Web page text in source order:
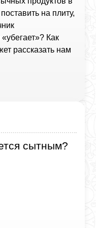
на плиту,
Как
рассказать нам
сытным?